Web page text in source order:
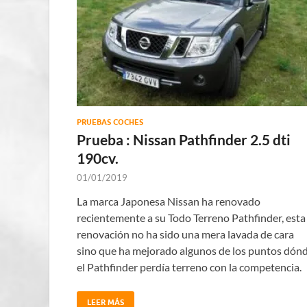
PRUEBAS COCHES
Prueba : Nissan Pathfinder 2.5 dti
190cv.
01/01/2019
La marca Japonesa Nissan ha renovado
recientemente a su Todo Terreno Pathfinder, esta
renovación no ha sido una mera lavada de cara
sino que ha mejorado algunos de los puntos
el Pathfinder perdía terreno con la competencia.
LEER MÁS